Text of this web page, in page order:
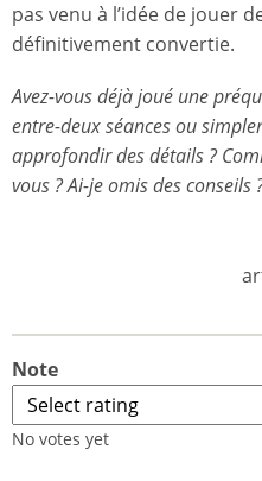
pas venu à l’idée de jouer
définitivement convertie.
Avez-vous déjà joué une
entre-deux séances ou
approfondir des détails ?
vous ? Ai-je omis des conseils
Note
No votes yet